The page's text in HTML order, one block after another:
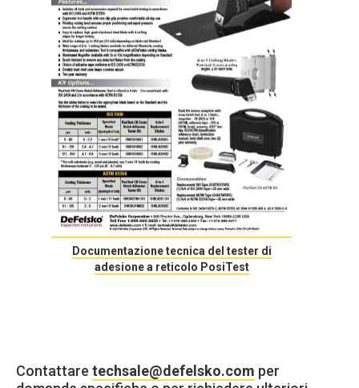
Documentazione tecnica del tester di
adesione a reticolo PosiTest
Contattare techsale@defelsko.com per